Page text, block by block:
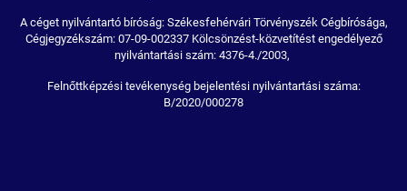
A céget nyilvántartó bíróság: Székesfehérvári Törvényszék Cégbírósága,
Cégjegyzékszám: 07-09-002337 Kölcsönzést-közvetítést engedélyező
nyilvántartási szám: 4376-4./2003,
Felnőttképzési tevékenység bejelentési nyilvántartási száma:
B/2020/000278